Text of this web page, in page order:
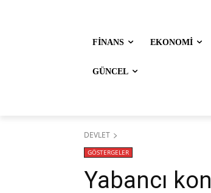
FİNANS EKONOMİ
GÜNCEL
DEVLET
GÖSTERGELER
Yabancı